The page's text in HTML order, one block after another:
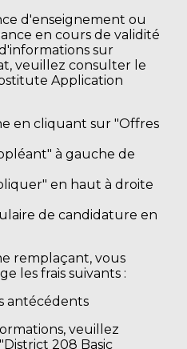
d'enseignement ou
en cours de validité
sur
veuillez consulter le
Application
en cliquant sur "Offres
à gauche de
en haut à droite
de candidature en
remplaçant, vous
les frais suivants :
veuillez
208 Basic